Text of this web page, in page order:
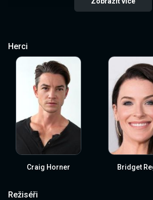
Herci
Craig Horner Bridget
Režiséři